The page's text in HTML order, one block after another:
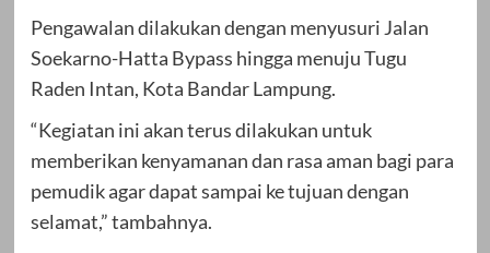
Pengawalan dilakukan dengan menyusuri Jalan
Soekarno-Hatta Bypass hingga menuju Tugu
Raden Intan, Kota Bandar Lampung.
“Kegiatan ini akan terus dilakukan untuk
memberikan kenyamanan dan rasa aman bagi para
pemudik agar dapat sampai ke tujuan dengan
selamat,” tambahnya.